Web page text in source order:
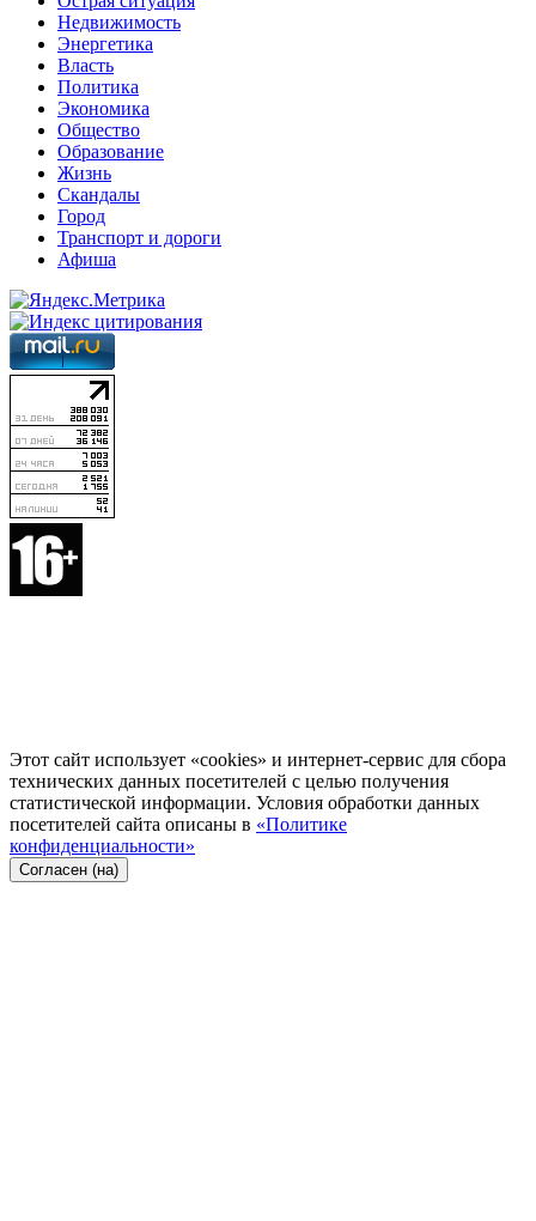
Недвижимость
Энергетика
Власть
Политика
Экономика
Общество
Образование
Жизнь
Скандалы
Город
Транспорт и дороги
Афиша
Этот сайт использует «cookies» и интернет-сервис для сбора
технических данных посетителей с целью получения
статистической информации. Условия обработки данных
посетителей сайта описаны в «Политике
конфиденциальности»
Согласен (на)